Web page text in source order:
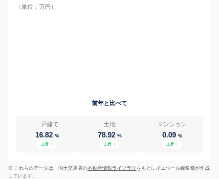
（単位：万円）
前年と比べて
一戸建て
16.82 %
上昇 ↑
土地
78.92 %
上昇 ↑
マンション
0.09 %
上昇 ↑
※ これらのデータは、国土交通省の不動産情報ライブラリ をもとにイエウール編集部が作成
しています。